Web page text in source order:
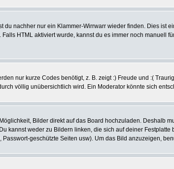
du nachher nur ein Klammer-Wirrwarr wieder finden. Dies ist
HTML aktiviert wurde, kannst du es immer noch manuell
nur kurze Codes benötigt, z. B. zeigt :) Freude und :(
völlig unübersichtlich wird. Ein Moderator könnte sich
Bilder direkt auf das Board hochzuladen. Deshalb
kannst weder zu Bildern linken, die sich auf deiner
geschützte Seiten usw). Um das Bild anzuzeigen,